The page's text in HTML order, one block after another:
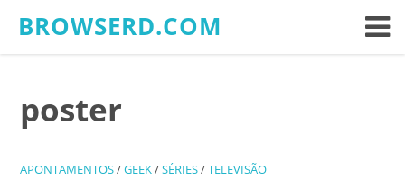
BROWSERD.COM
poster
APONTAMENTOS/GEEK/SÉRIES/TELEVISÃO